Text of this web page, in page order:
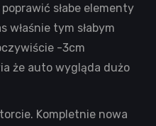
słabe elementy
właśnie tym słabym
-3cm
że auto wygląda dużo
Kompletnie nowa